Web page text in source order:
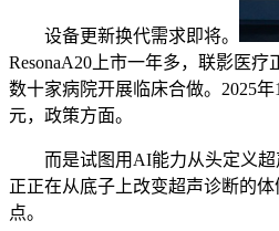
设备更新换代需求即将。
ResonaA20上市一年多，联影医
数十家病院开展临床合做。2025
元，政策方面。
而是试图用AI能力从头定义超声
正正在从底子上改变超声诊断的
点。